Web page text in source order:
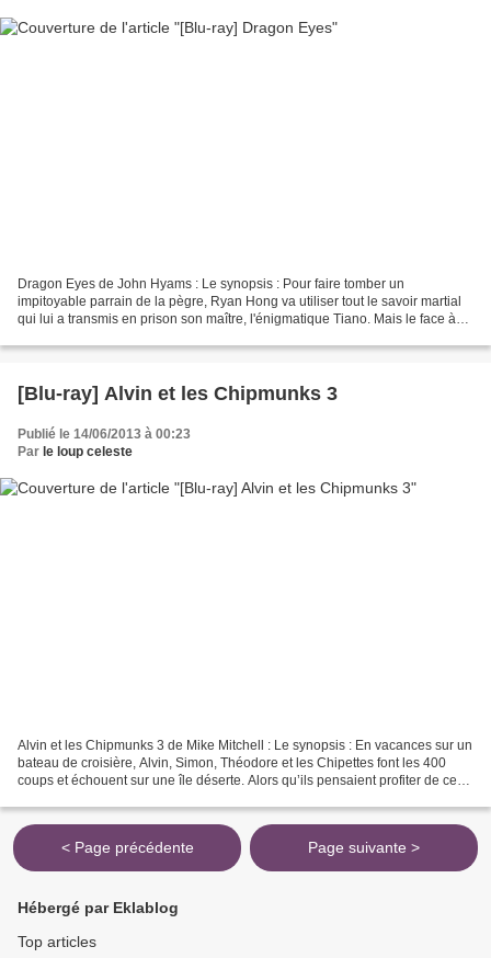
Dragon Eyes de John Hyams : Le synopsis : Pour faire tomber un
impitoyable parrain de la pègre, Ryan Hong va utiliser tout le savoir martial
qui lui a transmis en prison son maître, l'énigmatique Tiano. Mais le face à
[Blu-ray] Alvin et les Chipmunks 3
Publié le 14/06/2013 à 00:23
Par le loup celeste
Alvin et les Chipmunks 3 de Mike Mitchell : Le synopsis : En vacances sur un
bateau de croisière, Alvin, Simon, Théodore et les Chipettes font les 400
coups et échouent sur une île déserte. Alors qu’ils pensaient profiter de ce
< Page précédente Page suivante >
Hébergé par Eklablog
Top articles